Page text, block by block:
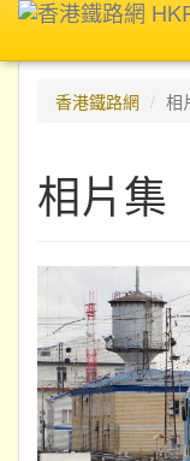
香港鐵路網
相
相片集